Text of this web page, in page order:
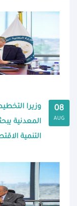
08
AUG
وزيرا
المعدنية
التنمية